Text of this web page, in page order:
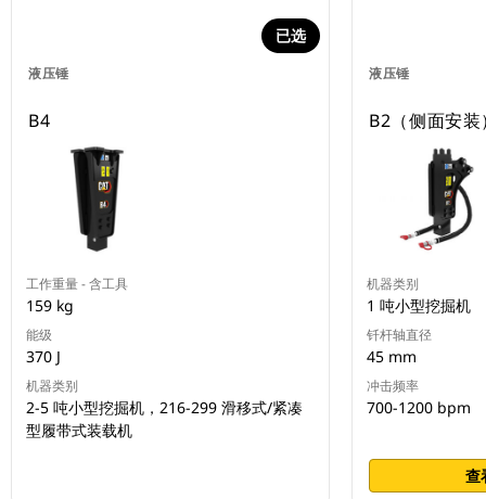
液压锤
已选
B4
工作重量 - 含工具
159 kg
能级
370 J
机器类别
2-5 吨小型挖掘机，216-299 滑移式/紧凑
型履带式装载机
液压锤
B2（侧面安装
机器类别
1 吨小型挖掘机
钎杆轴直径
45 mm
冲击频率
700-1200 bpm
查